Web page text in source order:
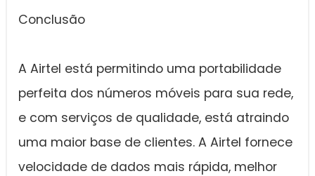
Conclusão
A Airtel está permitindo uma portabilidade
perfeita dos números móveis para sua rede,
e com serviços de qualidade, está atraindo
uma maior base de clientes. A Airtel fornece
velocidade de dados mais rápida, melhor